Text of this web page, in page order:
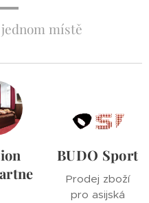
místě
BUDO Sport
Prodej zboží
pro asijská